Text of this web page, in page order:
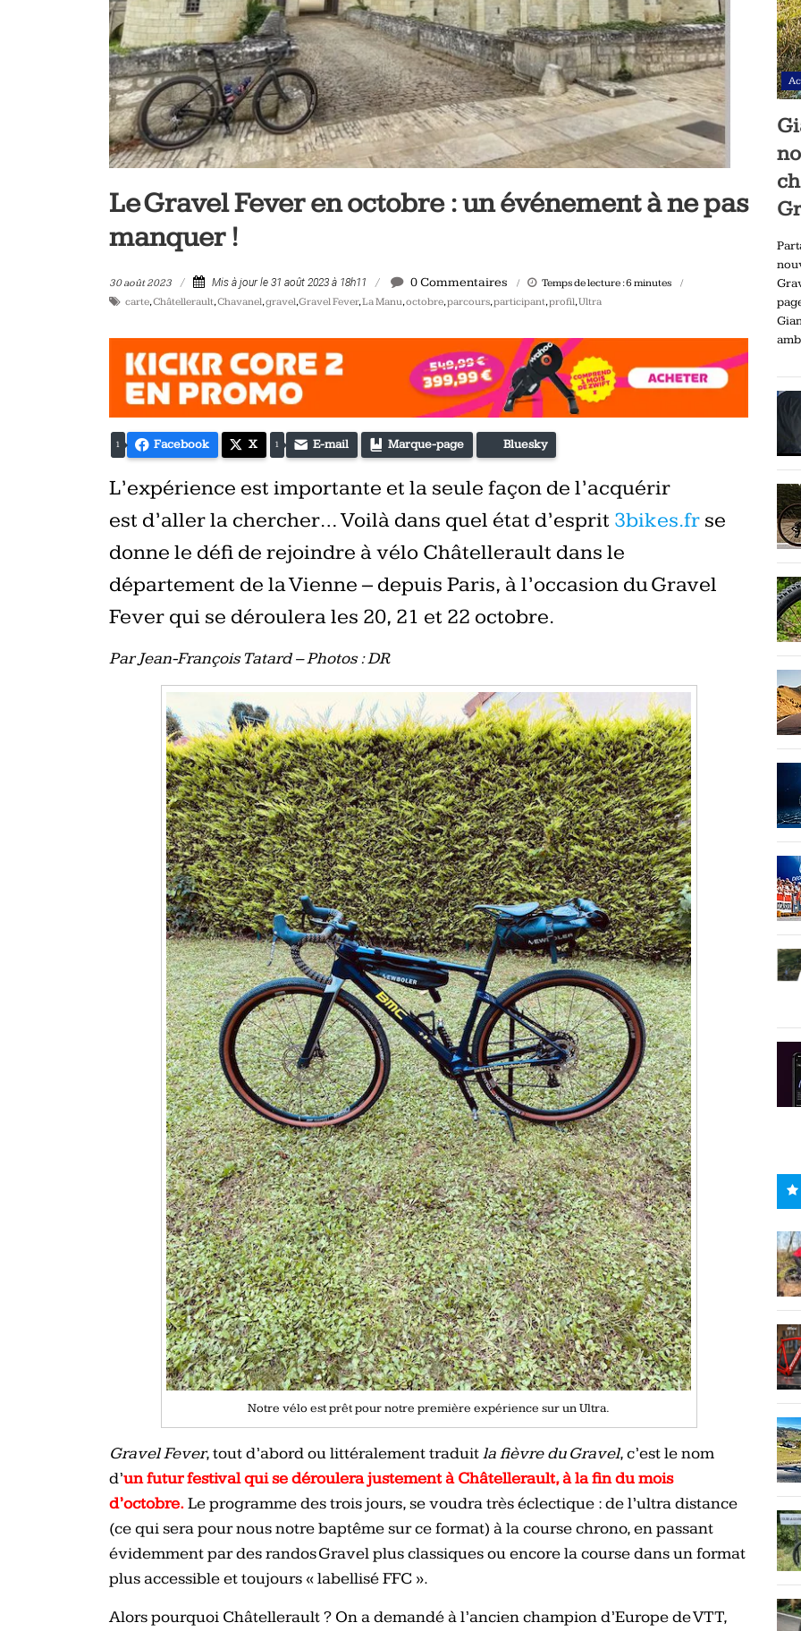
vélo
et
triathlon
Le Gravel Fever en octobre : un événement à ne pas
manquer !
30 août 2023 Mis à jour le 31 août 2023 à 18h11 0 Commentaires Temps de lecture :6 minutes
carte,Châtellerault,Chavanel,gravel,Gravel Fever,La Manu,octobre,parcours,participant,profil,Ultra
1 Facebook X 1 E-mail Marque-page Bluesky
L’expérience est importante et la seule façon de l’acquérir
est d’aller la chercher… Voilà dans quel état d’esprit 3bikes.fr se
donne le défi de rejoindre à vélo Châtellerault dans le
département de la Vienne – depuis Paris, à l’occasion du Gravel
Fever qui se déroulera les 20, 21 et 22 octobre.
Par Jean-François Tatard – Photos : DR
Notre vélo est prêt pour notre première expérience sur un Ultra.
Gravel Fever, tout d’abord ou littéralement traduitla fièvre du Gravel, c’est le nom
d’un futur festival qui se déroulera justement à Châtellerault, à la fin du mois
d’octobre.Le programme des trois jours, se voudra très éclectique : de l’ultra distance
(ce qui sera pour nous notre baptême sur ce format) à la course chrono, en passant
évidemment par des randos Gravel plus classiques ou encore la course dans un format
plus accessible et toujours « labellisé FFC ».
Alors pourquoi Châtellerault ? On a demandé à l’ancien champion d’Europe de VTT,